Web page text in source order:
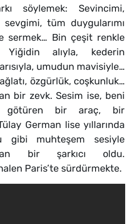
söylemek: Sevincimi,
tüm duygularımı
sermek… Bin çeşit renkle
Yiğidin alıyla, kederin
umudun mavisiyle…
özgürlük, coşkunluk…
bir zevk. Sesim ise, beni
götüren bir araç, bir
German lise yıllarında
gibi muhteşem sesiyle
bir şarkıcı oldu.
Paris’te sürdürmekte.